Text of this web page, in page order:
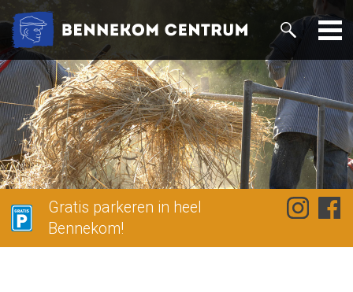
Gratis parkeren in heel
Bennekom!